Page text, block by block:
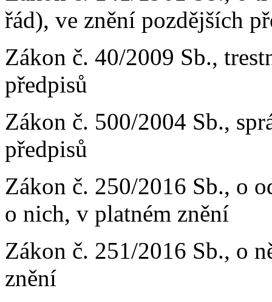
řád), ve znění pozdějších
Zákon č. 40/2009 Sb.,
předpisů
Zákon č. 500/2004 Sb.,
předpisů
Zákon č. 250/2016 Sb., o
o nich, v platném znění
Zákon č. 251/2016 Sb., o
znění